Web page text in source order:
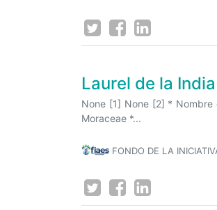
Laurel de la India
None [1] None [2] * Nombre
Moraceae *...
FONDO DE LA